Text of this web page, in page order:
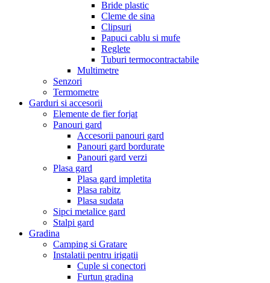
Bride plastic
Cleme de sina
Clipsuri
Papuci cablu si mufe
Reglete
Tuburi termocontractabile
Multimetre
Senzori
Termometre
Garduri si accesorii
Elemente de fier forjat
Panouri gard
Accesorii panouri gard
Panouri gard bordurate
Panouri gard verzi
Plasa gard
Plasa gard impletita
Plasa rabitz
Plasa sudata
Sipci metalice gard
Stalpi gard
Gradina
Camping si Gratare
Instalatii pentru irigatii
Cuple si conectori
Furtun gradina